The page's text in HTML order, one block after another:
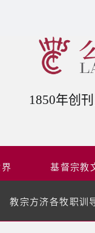
1850年创
基督宗教
教宗方济各牧职训